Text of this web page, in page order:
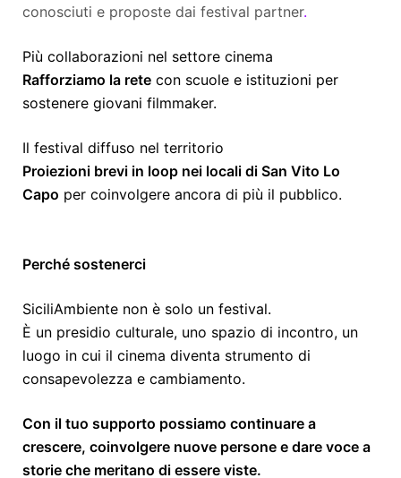
conosciuti e proposte dai festival partner.
Più collaborazioni nel settore cinema
Rafforziamo la rete con scuole e istituzioni per
sostenere giovani filmmaker.
Il festival diffuso nel territorio
Proiezioni brevi in loop nei locali di San Vito Lo
Capo per coinvolgere ancora di più il pubblico.
Perché sostenerci
SiciliAmbiente non è solo un festival.
È un presidio culturale, uno spazio di incontro, un
luogo in cui il cinema diventa strumento di
consapevolezza e cambiamento.
Con il tuo supporto possiamo continuare a
crescere, coinvolgere nuove persone e dare voce a
storie che meritano di essere viste.